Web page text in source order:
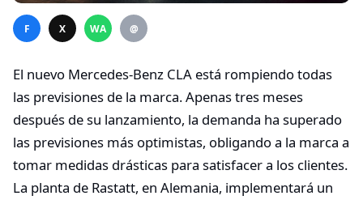
F X WA @
El nuevo Mercedes-Benz CLA está rompiendo todas
las previsiones de la marca. Apenas tres meses
después de su lanzamiento, la demanda ha superado
las previsiones más optimistas, obligando a la marca a
tomar medidas drásticas para satisfacer a los clientes.
La planta de Rastatt, en Alemania, implementará un